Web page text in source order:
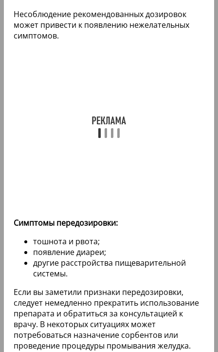
Несоблюдение рекомендованных дозировок
может привести к появлению нежелательных
симптомов.
Симптомы передозировки:
тошнота и рвота;
появление диареи;
другие расстройства пищеварительной
системы.
Если вы заметили признаки передозировки,
следует немедленно прекратить использование
препарата и обратиться за консультацией к
врачу. В некоторых ситуациях может
потребоваться назначение сорбентов или
проведение процедуры промывания желудка.